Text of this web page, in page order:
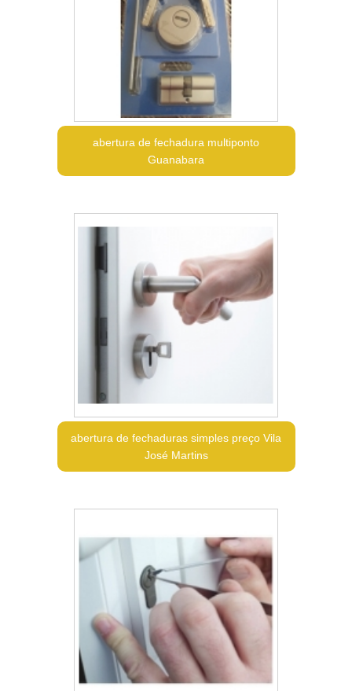
abertura de fechadura multiponto
Guanabara
abertura de fechaduras simples preço Vila
José Martins